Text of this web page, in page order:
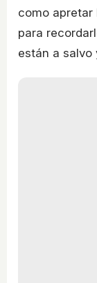
como apretar
para
están a salvo